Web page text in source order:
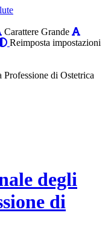
Carattere Grande
Reimposta impostazioni
di Ostetrica
degli
di